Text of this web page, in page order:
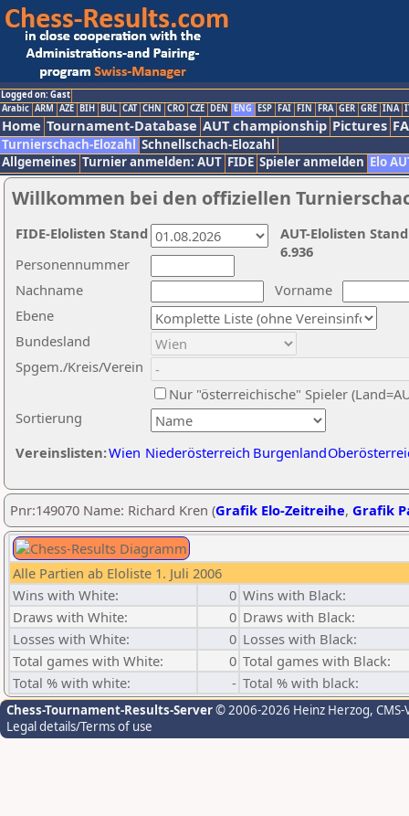
Logged on: Gast
Arabic ARM AZE BIH BUL CAT CHN CRO CZE DEN ENG ESP FAI FIN FRA GER GRE INA
Home Tournament-Database AUT championship Pictures
Turnierschach-Elozahl Schnellschach-Elozahl
Allgemeines Turnier anmelden: AUT FIDE Spieler anmelden Elo
Willkommen bei den offiziellen
Nachname
Vorname
Ebene
Sortierung
Personennummer
Bundesland
Spgem./Kreis/Verein
Nur "österreichische" Spieler
Vereinslisten:Wien Niederösterreich Burgenland
AUT-Elolisten
6.936
FIDE-Elolisten Stand
Pnr:149070 Name: Richard Kren (Grafik Elo-Zeitreihe, Grafik
Alle Partien ab Eloliste 1. Juli 2006
Wins with White:
0 Wins with Black:
Draws with White:
0 Draws with Black:
Losses with White:
0 Losses with Black:
Total games with White:
0 Total games with Black:
Total % with white:
- Total % with black:
Chess-Tournament-Results-Server© 2006-2026 Heinz Herzog,
Legal details/Terms of use